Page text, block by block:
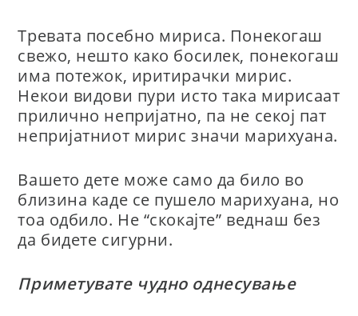
Тревата посебно мириса. Понекогаш
свежо, нешто како босилек, понекогаш
има потежок, иритирачки мирис.
Некои видови пури исто така мирисаат
прилично непријатно, па не секој пат
непријатниот мирис значи марихуана.
Вашето дете може само да било во
близина каде се пушело марихуана, но
тоа одбило. Не “скокајте” веднаш без
да бидете сигурни.
Приметувате чудно однесување